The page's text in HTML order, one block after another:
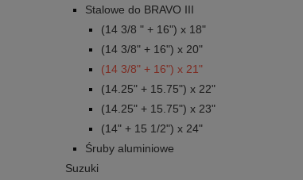
Stalowe do BRAVO III
(14 3/8 " + 16") x 18"
(14 3/8" + 16") x 20"
(14 3/8" + 16") x 21"
(14.25" + 15.75") x 22"
(14.25" + 15.75") x 23"
(14" + 15 1/2") x 24"
Śruby aluminiowe
Suzuki